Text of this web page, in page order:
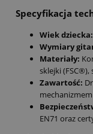
Specyfikacja
Wiek dziecka:
Wymiary
Materiały:
sklejki
Zawartość:
EN71 oraz